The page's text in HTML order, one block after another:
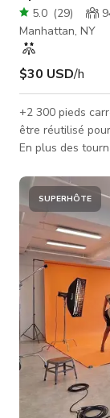
5.0 (29)
Manhattan, NY
$30 USD/h
+2 300 pieds carrés Un magnifique studio de danse
être réutilisé
En plus des
avec notre système audiovisuel.
les cours et les
lieu non
pour des cours
SUPERHÔTE